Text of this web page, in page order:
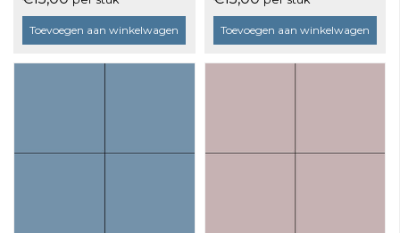
stuks
Toevoegen aan winkelwagen
a 25 stuks
Toevoegen aan winkelwagen